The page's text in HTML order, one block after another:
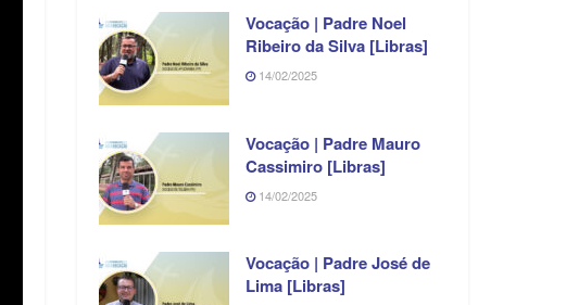
Vocação | Padre Noel
Ribeiro da Silva [Libras]
14/02/2025
Vocação | Padre Mauro
Cassimiro [Libras]
14/02/2025
Vocação | Padre José de
Lima [Libras]